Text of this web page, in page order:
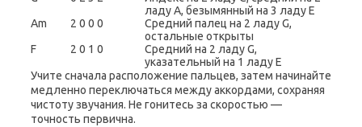
ладу A, безымянный на 3 ладу E
Am
2 0 0 0
Средний палец на 2 ладу G,
остальные открыты
F
2 0 1 0
Средний на 2 ладу G,
указательный на 1 ладу E
Учите сначала расположение пальцев, затем начинайте
медленно переключаться между аккордами, сохраняя
чистоту звучания. Не гонитесь за скоростью —
точность первична.